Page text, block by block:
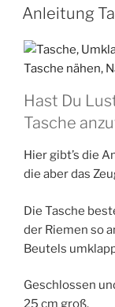
AM
Anleitung
Hast Du
Tasche
Hier gibt’s die
die aber das
Die Tasche
der Rie­men so
Beu­tels
Geschlos­sen
25 cm groß.